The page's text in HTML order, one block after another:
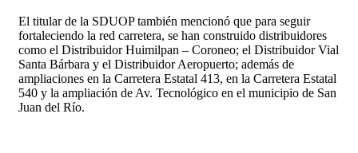
El titular de la SDUOP también mencionó que para seguir
fortaleciendo la red carretera, se han construido distribuidores
como el Distribuidor Huimilpan – Coroneo; el Distribuidor Vial
Santa Bárbara y el Distribuidor Aeropuerto; además de
ampliaciones en la Carretera Estatal 413, en la Carretera Estatal
540 y la ampliación de Av. Tecnológico en el municipio de San
Juan del Río.